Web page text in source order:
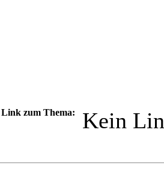
Link zum Thema: Kein